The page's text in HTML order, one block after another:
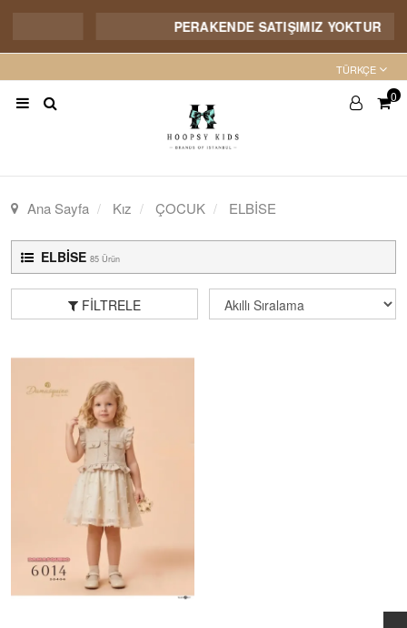
PERAKENDE SATIŞIMIZ YOKTUR
TÜRKÇE
0
Ana Sayfa Kız ÇOCUK ELBİSE
ELBİSE 85 Ürün
FILTRELE